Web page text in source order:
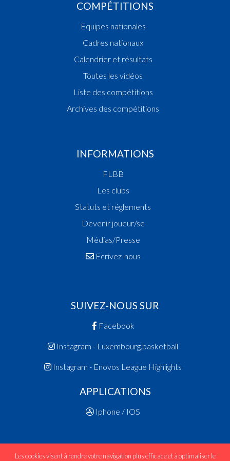
COMPÉTITIONS
Equipes nationales
Cadres nationaux
Calendrier et résultats
Toutes les vidéos
Liste des compétitions
Archives des compétitions
INFORMATIONS
FLBB
Les clubs
Statuts et réglements
Devenir joueur/se
Médias/Presse
Ecrivez-nous
SUIVEZ-NOUS SUR
Facebook
Instagram - Luxembourg.basketball
Instagram - Enovos League Highlights
APPLICATIONS
Iphone / IOS
Les cookies visent à rendre votre navigation plus efficace et à optimaliser le